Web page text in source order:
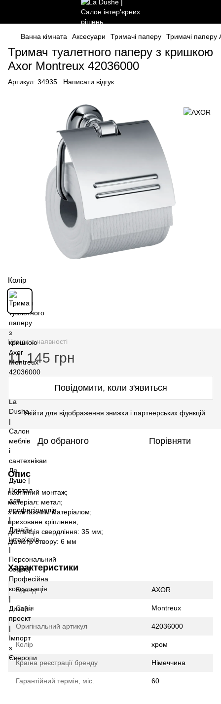
Ванна кімната Аксесуари Тримачі паперу Тримачі паперу
Тримач туалетного паперу з кришкою
Axor Montreux 42036000
Артикул: 34935 Написати відгук
Колір
Немає в наявності
11 145 грн
Повідомити, коли з'явиться
% Увійти для відображення знижки і партнерських функцій
До обраного Порівняти
Опис
настінний монтаж;
матеріал: метал;
з монтажним матеріалом;
приховане кріплення;
дистанція свердління: 35 мм;
діаметр отвору: 6 мм
Характеристики
Бренд AXOR
Серія Montreux
Оригінальний артикул 42036000
Колір хром
Країна реєстрації бренду Німеччина
Гарантійний термін, міс. 60